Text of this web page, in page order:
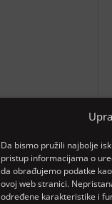
Da bismo pružili najbolje
pristup informacijama o
da obrađujemo podatke
ovoj web stranici.
određene karakteristike i